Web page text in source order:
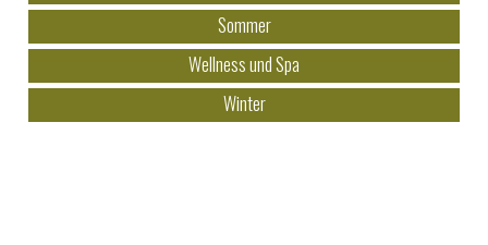
Sommer
Wellness und Spa
Winter